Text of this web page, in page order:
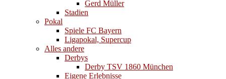
Gerd Müller
Stadien
Pokal
Spiele FC Bayern
Ligapokal, Supercup
Alles andere
Derbys
Derby TSV 1860 München
Eigene Erlebnisse